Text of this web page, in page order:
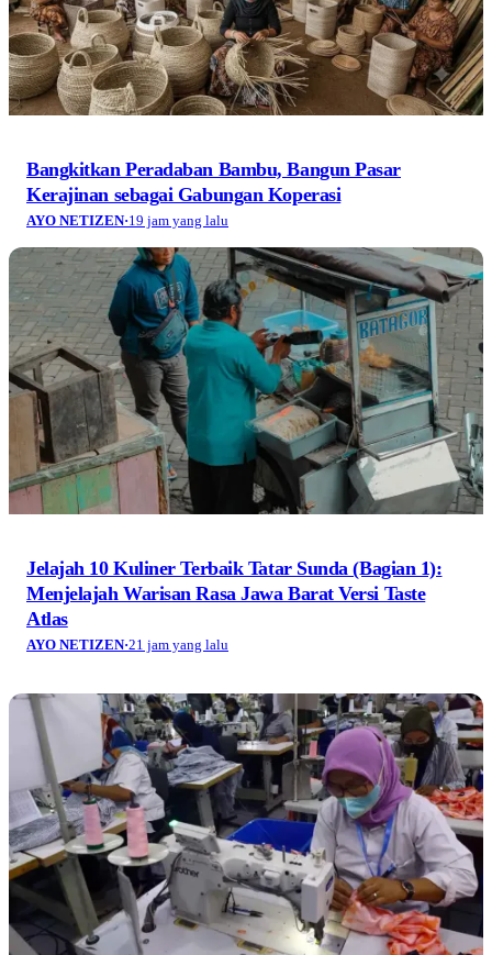
Bangkitkan Peradaban Bambu, Bangun Pasar
Kerajinan sebagai Gabungan Koperasi
AYO NETIZEN·19 jam yang lalu
Jelajah 10 Kuliner Terbaik Tatar Sunda (Bagian 1):
Menjelajah Warisan Rasa Jawa Barat Versi Taste
Atlas
AYO NETIZEN·21 jam yang lalu